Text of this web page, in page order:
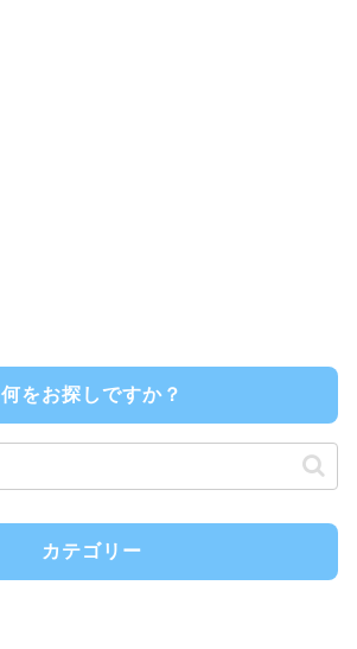
何をお探しですか？
カテゴリー